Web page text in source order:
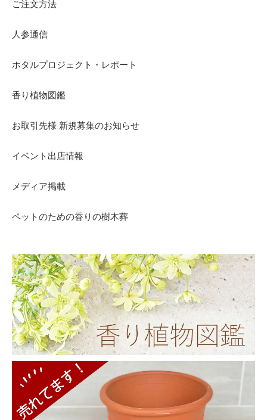
ご注文方法
人参通信
ホタルプロジェクト・レポート
香り植物図鑑
お取引先様 新規募集のお知らせ
イベント出店情報
メディア掲載
ペットのための香りの樹木葬